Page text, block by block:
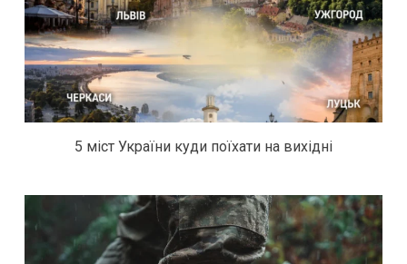
5 міст України куди поїхати на вихідні